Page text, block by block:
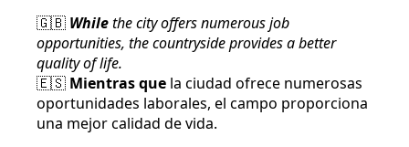
🇬🇧 Whilethe city offers numerous job
opportunities, the countryside provides a better
quality of life.
🇪🇸 Mientras que la ciudad ofrece numerosas
oportunidades laborales, el campo proporciona
una mejor calidad de vida.